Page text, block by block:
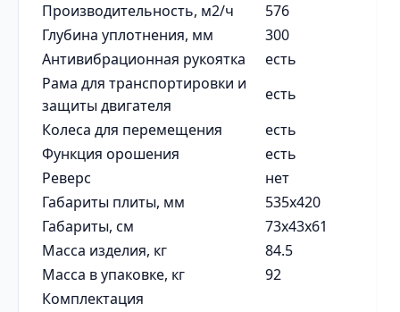
Производительность, м2/ч
576
Глубина уплотнения, мм
300
Антивибрационная рукоятка
есть
Рама для транспортировки и
защиты двигателя
есть
Колеса для перемещения
есть
Функция орошения
есть
Реверс
нет
Габариты плиты, мм
535х420
Габариты, см
73x43x61
Масса изделия, кг
84.5
Масса в упаковке, кг
92
Комплектация